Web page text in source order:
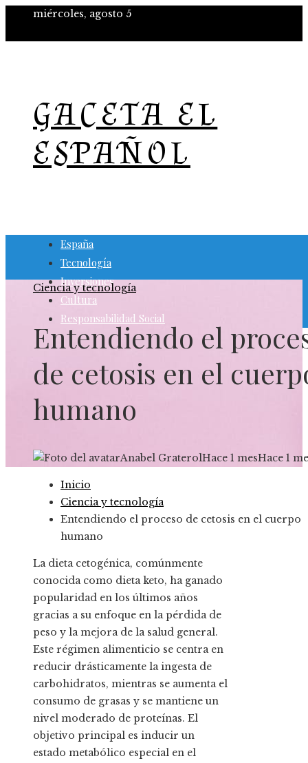
miércoles, agosto 5
GACETA EL
ESPAÑOL
España
Tecnología
Inversiones
Cultura
Responsabilidad Social
Ciencia y tecnología
Entendiendo el
de cetosis en el
humano
Anabel GraterolHace 1 mesHace 1
Inicio
Ciencia y tecnología
Entendiendo el proceso de cetosis en el cuerpo
humano
La dieta cetogénica, comúnmente
conocida como dieta keto, ha ganado
popularidad en los últimos años
gracias a su enfoque en la pérdida de
peso y la mejora de la salud general.
Este régimen alimenticio se centra en
reducir drásticamente la ingesta de
carbohidratos, mientras se aumenta el
consumo de grasas y se mantiene un
nivel moderado de proteínas. El
objetivo principal es inducir un
estado metabólico especial en el